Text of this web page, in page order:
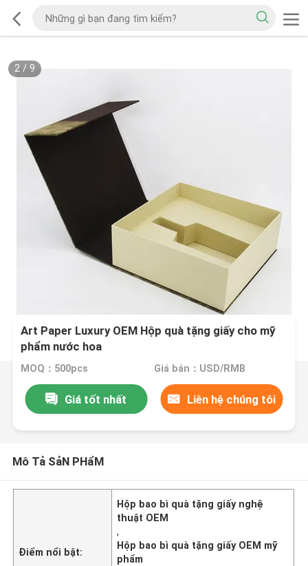
2/ 9
Art Paper Luxury OEM Hộp quà tặng giấy cho mỹ
phẩm nước hoa
MOQ：500pcs Giá bán：USD/RMB
Giá tốt nhất Liên hệ chúng tôi
Mô Tả SảN PHẩM
Điểm nổi bật:
Hộp bao bì quà tặng giấy nghệ
thuật OEM
,
Hộp bao bì quà tặng giấy OEM mỹ
phẩm